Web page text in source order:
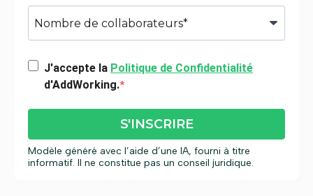
J'accepte la Politique de Confidentialité
d'AddWorking.
S'INSCRIRE
Modèle généré avec l’aide d’une IA, fourni à titre
informatif. Il ne constitue pas un conseil juridique.